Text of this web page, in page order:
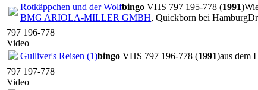
Rotkäppchen und der Wolfbingo VHS 797 195-778 (1991)
BMG ARIOLA-MILLER GMBH, Quickborn bei Hamburg
797 196-778
Video
Gulliver's Reisen (1)bingo VHS 797 196-778 (1991)aus dem
797 197-778
Video